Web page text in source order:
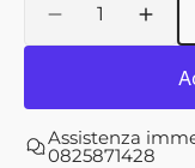
Diminuisci
quantità
003205824500
-
-
Assistenza
0825871428